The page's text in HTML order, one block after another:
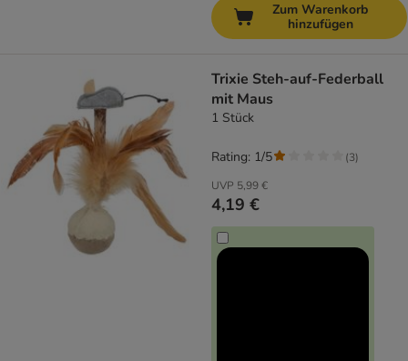
Zum Warenkorb
hinzufügen
Trixie Steh-auf-Federball
mit Maus
1 Stück
UVP 5,99 €
4,19 €
Rating: 1/5 (3)